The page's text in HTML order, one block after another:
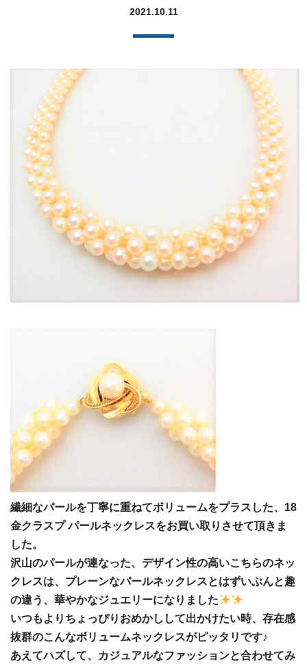
2021.10.11
繊細なパールを丁寧に重ねてボリュームをプラスした、18
金クラスプ パールネックレスをお買い取りさせて頂きま
した。
沢山のパールが連なった、デザイン性の高いこちらのネッ
クレスは、プレーンなパールネックレスとはずいぶんと趣
の違う、華やかなジュエリーになりました
いつもよりちょっぴりおめかしして出かけたい時、存在感
抜群のこんなボリュームネックレスがピッタリです♪
あえてハズして、カジュアルなファッションと合わせてみ